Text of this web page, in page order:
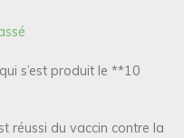
s’est produit le **10
réussi du vaccin contre la